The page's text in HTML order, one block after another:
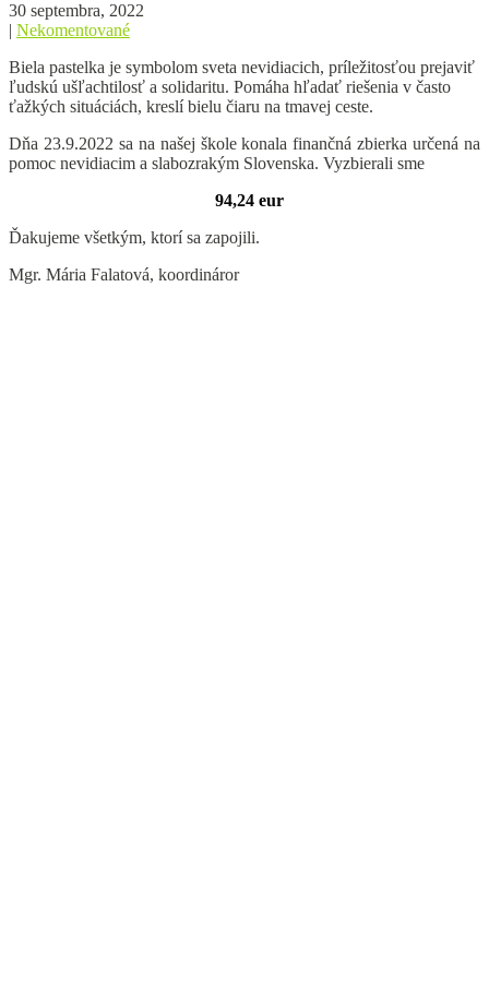
30 septembra, 2022
| Nekomentované
Biela pastelka je symbolom sveta nevidiacich, príležitosťou prejaviť
ľudskú ušľachtilosť a solidaritu. Pomáha hľadať riešenia v často
ťažkých situáciách, kreslí bielu čiaru na tmavej ceste.
Dňa 23.9.2022 sa na našej škole konala finančná zbierka určená na
pomoc nevidiacim a slabozrakým Slovenska. Vyzbierali sme
94,24 eur
Ďakujeme všetkým, ktorí sa zapojili.
Mgr. Mária Falatová, koordináror